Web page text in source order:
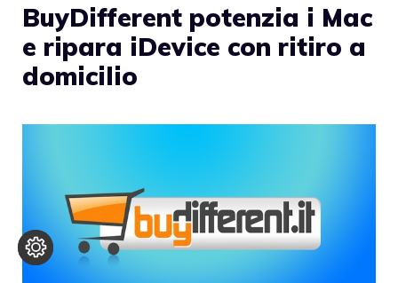
BuyDifferent potenzia i Mac
e ripara iDevice con ritiro a
domicilio